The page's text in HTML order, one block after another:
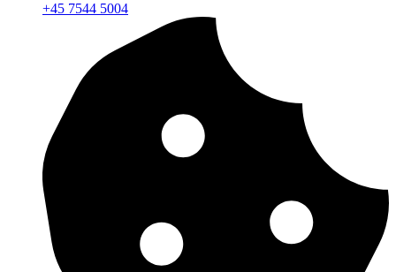
+45 7544 5004